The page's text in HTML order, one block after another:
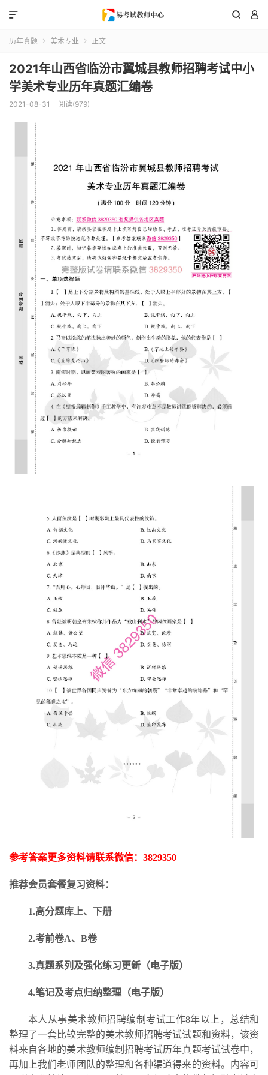
 

历年真题  美术专业  正文
2021年山西省临汾市翼城县教师招聘考试中小
学美术专业历年真题汇编卷
2021-08-31 阅读(979)
参考答案更多资料请联系微信： 3829350
推荐会员套餐复习资料：
1.高分题库上、下册
2.考前卷A、B卷
3.真题系列及强化练习更新 （电子版）
4.笔记及考点归纳整理（电子版）
本人从事美术教师招聘编制考试工作8年以上，总结和
整理了一套比较完整的美术教师招聘考试试题和资料，该资
料来自各地的美术教师编制招聘考试历年真题考试试卷中，
再加上我们老师团队的整理和各种渠道得来的资料。内容可